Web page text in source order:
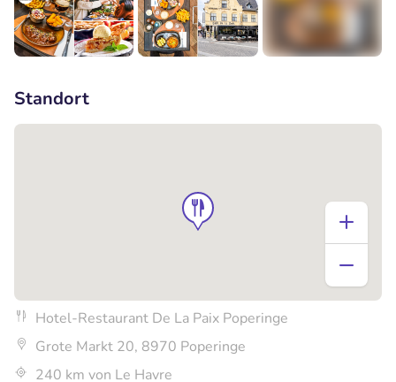
Standort
Hotel-Restaurant De La Paix Poperinge
Grote Markt 20, 8970 Poperinge
240 km von Le Havre